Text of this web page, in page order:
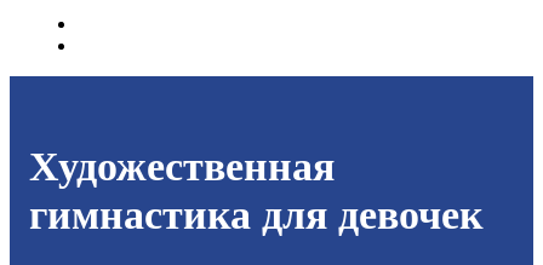
Художественная
гимнастика для девочек